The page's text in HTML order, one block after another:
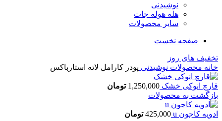
نوشیدنی
هله هوله جات
سایر محصولات
صفحه نخست
تخفیف های روز
خانه محصولات نوشیدنی پودر کارامل لاته استارباکس
قارچ انوکی خشک 1,250,000 تومان
بازگشت به محصولات
ادویه کاجون u 425,000 تومان